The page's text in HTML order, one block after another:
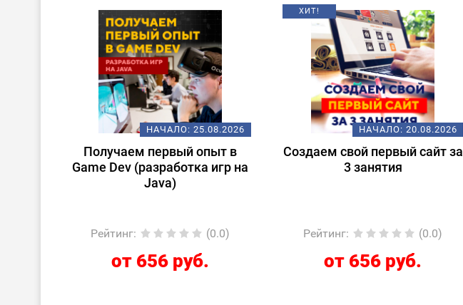
НАЧАЛО: 25.08.2026
Получаем первый опыт в
Game Dev (разработка игр на
Java)
Рейтинг: (0.0)
от 656 руб.
ХИТ!
НАЧАЛО: 20.08.2026
Создаем свой первый сайт за
3 занятия
Рейтинг: (0.0)
от 656 руб.